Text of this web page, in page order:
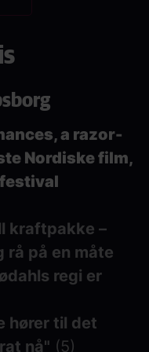
a razor-
Nordiske film,
kraftpakke –
rå på en måte
regi er
hører til det
nå" (5)